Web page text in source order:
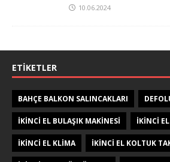
ETIKETLER
BAHÇE BALKON SALINCAKLARI
IKINCI EL BULAŞIK MAKINESI IKINCI
IKINCI EL KLIMA IKINCI EL KOLTUK